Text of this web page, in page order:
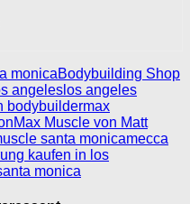
monicaBodybuilding Shop
angeles los angeles
bodybuildermax
Max Muscle von Matt
santa monicamecca
kaufen in los
monica